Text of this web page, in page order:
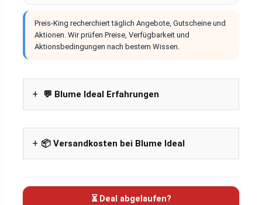
Preis-King recherchiert täglich Angebote, Gutscheine und
Aktionen. Wir prüfen Preise, Verfügbarkeit und
Aktionsbedingungen nach bestem Wissen.
💬 Blume Ideal Erfahrungen
📦 Versandkosten bei Blume Ideal
⏳ Deal abgelaufen?